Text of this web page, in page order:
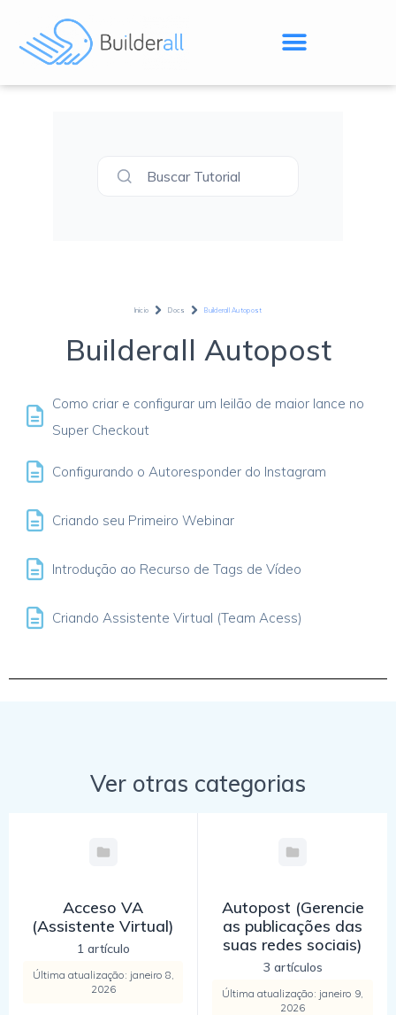
Buscar Tutorial
Inicio Docs Builderall Autopost
Builderall Autopost
Como criar e configurar um leilão de maior lance no
Super Checkout
Configurando o Autoresponder do Instagram
Criando seu Primeiro Webinar
Introdução ao Recurso de Tags de Vídeo
Criando Assistente Virtual (Team Acess)
Ver otras categorias
Acceso VA
(Assistente Virtual)
1 artículo
Última atualização: janeiro 8,
2026
Autopost (Gerencie
as publicações das
suas redes sociais)
3 artículos
Última atualização: janeiro 9,
2026